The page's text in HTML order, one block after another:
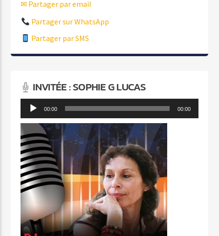
✉ Partager par email
Partager sur WhatsApp
Partager par SMS
INVITÉE : SOPHIE G LUCAS
Lecteur 00:00 00:00